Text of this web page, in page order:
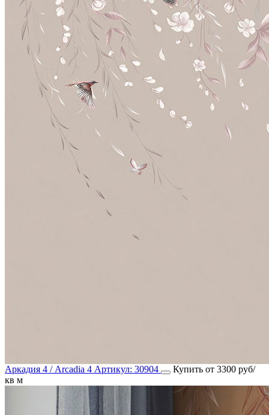
Аркадия 4 / Arcadia 4 Артикул: 30904
Купить от 3300 руб/
кв м